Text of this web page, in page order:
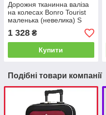
Дорожня тканинна валіза
на колесах Bonro Tourist
маленька (невелика) S
чорна з висувною ручкою і
кодовим замком
1 328 ₴
Купити
Подібні товари компанії